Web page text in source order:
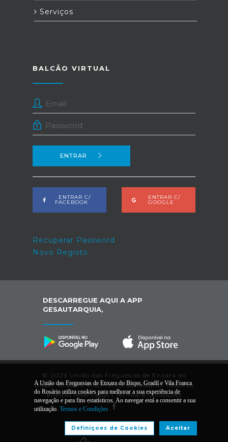
Serviços
BALCÃO VIRTUAL
ENTRAR
ENTRAR C/
FACEBOOK
ENTRAR C/
GOOGLE
Recuperar Password
Novo Registo
DESCARREGUE AQUI A APP
GESAUTARQUIA,
© 2026 União das Freguesias de Enxara do
Bispo, Gradil e Vila Franca do Rosário. Todos os
direitos reservados |Termos e Condições
Desenvolvido por:
A União das Freguesias de Enxara do Bispo, Gradil e Vila Franca
do Rosário utiliza cookies para melhorar a sua experiência de
navegação e para fins estatísticos. Ao navegar está a consentir a sua
utilização. Termos e Condições
Aceitar
Definiçoes de Cookies